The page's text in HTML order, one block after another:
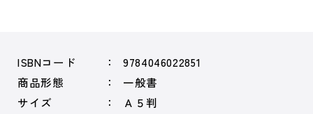
ISBNコード
9784046022851
商品形態
一般書
サイズ
Ａ５判